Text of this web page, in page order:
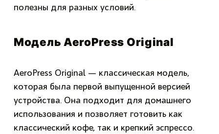
полезны для разных условий.
Модель AeroPress Original
AeroPress Original — классическая модель,
которая была первой выпущенной версией
устройства. Она подходит для домашнего
использования и позволяет готовить как
классический кофе, так и крепкий эспрессо.